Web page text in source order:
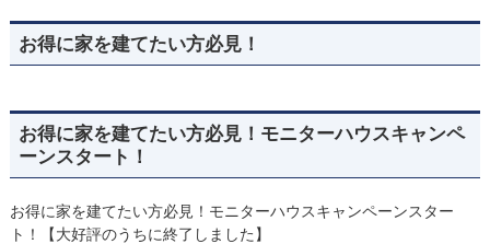
お得に家を建てたい方必見！
お得に家を建てたい方必見！モニターハウスキャンペ
ーンスタート！
お得に家を建てたい方必見！モニターハウスキャンペーンスター
ト！【大好評のうちに終了しました】